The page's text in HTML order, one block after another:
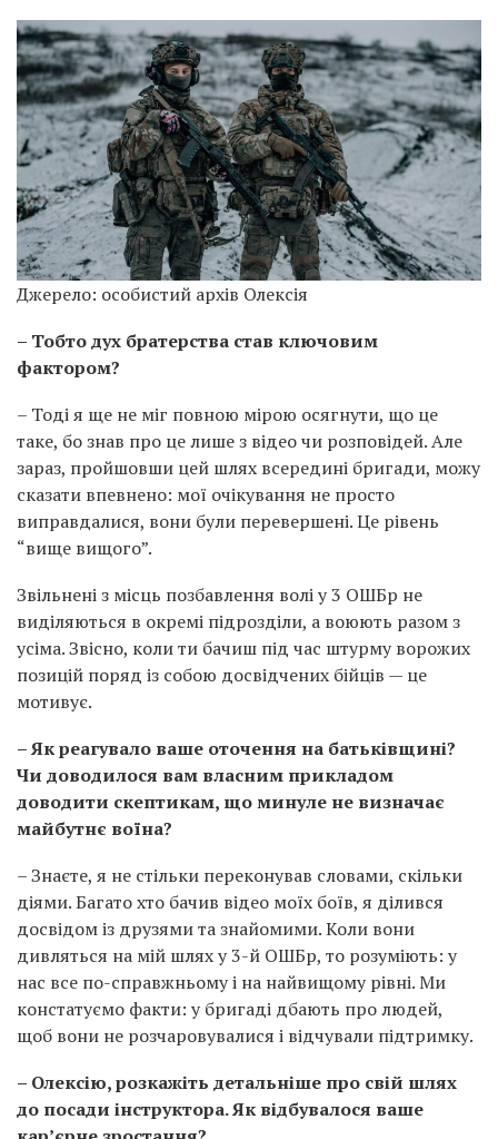
Джерело: особистий архів Олексія
– Тобто дух братерства став ключовим
фактором?
– Тоді я ще не міг повною мірою осягнути, що це
таке, бо знав про це лише з відео чи розповідей. Але
зараз, пройшовши цей шлях всередині бригади, можу
сказати впевнено: мої очікування не просто
виправдалися, вони були перевершені. Це рівень
“вище вищого”.
Звільнені з місць позбавлення волі у 3 ОШБр не
виділяються в окремі підрозділи, а воюють разом з
усіма. Звісно, коли ти бачиш під час штурму ворожих
позицій поряд із собою досвідчених бійців — це
мотивує.
– Як реагувало ваше оточення на батьківщині?
Чи доводилося вам власним прикладом
доводити скептикам, що минуле не визначає
майбутнє воїна?
– Знаєте, я не стільки переконував словами, скільки
діями. Багато хто бачив відео моїх боїв, я ділився
досвідом із друзями та знайомими. Коли вони
дивляться на мій шлях у 3-й ОШБр, то розуміють: у
нас все по-справжньому і на найвищому рівні. Ми
констатуємо факти: у бригаді дбають про людей,
щоб вони не розчаровувалися і відчували підтримку.
– Олексію, розкажіть детальніше про свій шлях
до посади інструктора. Як відбувалося ваше